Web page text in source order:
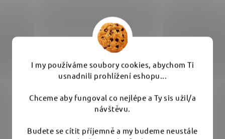
I my používáme soubory cookies, abychom Ti
usnadnili prohlížení eshopu...
Chceme aby fungoval co nejlépe a Ty sis užil/a
návštěvu.
Budete se cítit příjemně a my budeme neustále